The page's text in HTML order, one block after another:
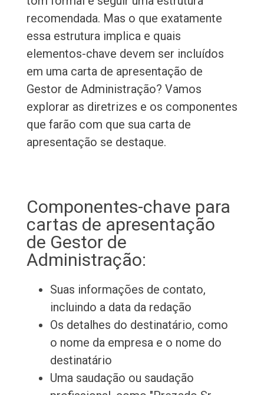
recomendada. Mas o que exatamente
essa estrutura implica e quais
elementos-chave devem ser incluídos
em uma carta de apresentação de
Gestor de Administração? Vamos
explorar as diretrizes e os componentes
que farão com que sua carta de
apresentação se destaque.
Componentes-chave para
cartas de apresentação
de Gestor de
Administração:
Suas informações de contato,
incluindo a data da redação
Os detalhes do destinatário, como
o nome da empresa e o nome do
destinatário
Uma saudação ou saudação